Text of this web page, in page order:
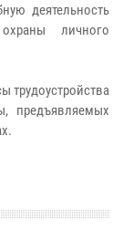
деятельность
личного
трудоустройства
предъявляемых